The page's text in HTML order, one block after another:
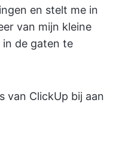
en stelt me in
van mijn kleine
de gaten te
van ClickUp bij aan